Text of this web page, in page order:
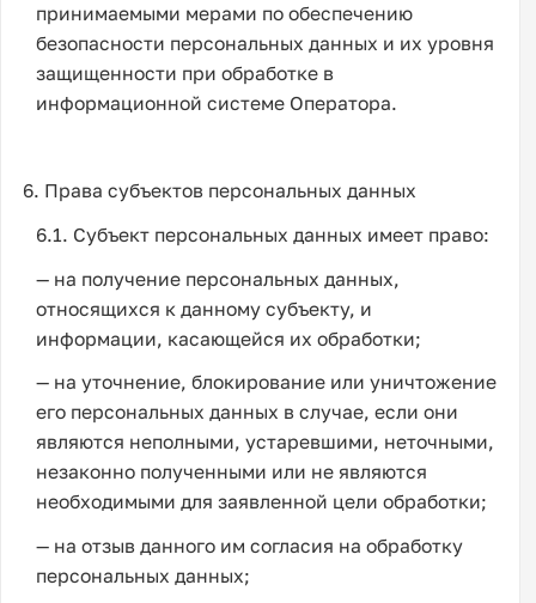
принимаемыми мерами по обеспечению
безопасности персональных данных и их уровня
защищенности при обработке в
информационной системе Оператора.
6. Права субъектов персональных данных
6.1. Субъект персональных данных имеет право:
— на получение персональных данных,
относящихся к данному субъекту, и
информации, касающейся их обработки;
— на уточнение, блокирование или уничтожение
его персональных данных в случае, если они
являются неполными, устаревшими, неточными,
незаконно полученными или не являются
необходимыми для заявленной цели обработки;
— на отзыв данного им согласия на обработку
персональных данных;